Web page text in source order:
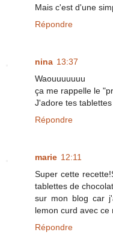
Mais c'est d'une
Répondre
nina 13:37
Waouuuuuuu
ça me rappelle le
J'adore tes
Répondre
marie 12:11
Super cette
tablettes de
sur mon blog car
lemon curd avec ce
Répondre